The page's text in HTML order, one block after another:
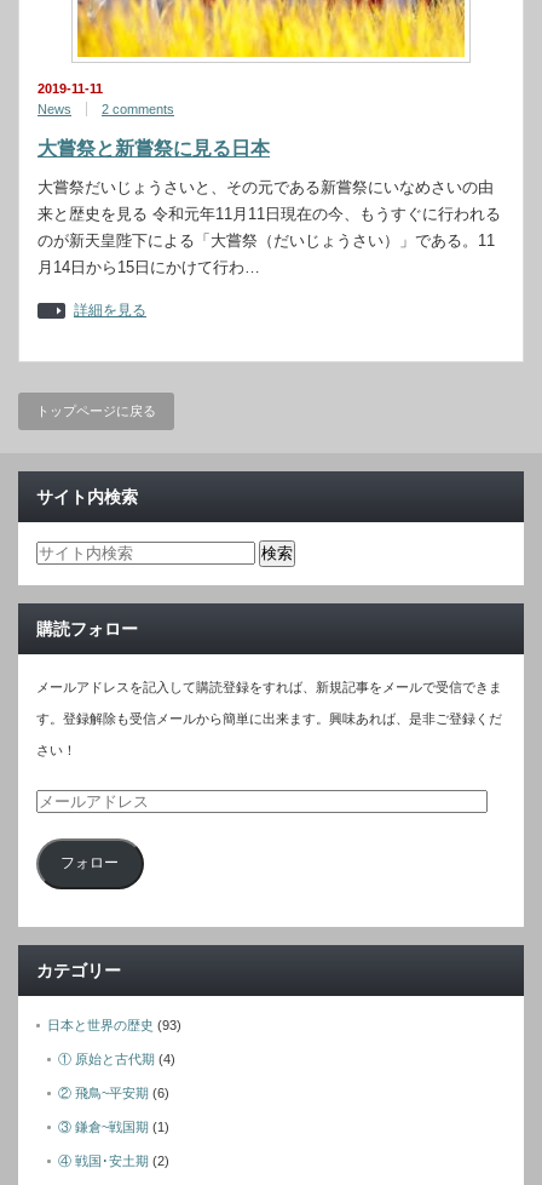
2019-11-11
News
2 comments
大嘗祭と新嘗祭に見る日本
大嘗祭だいじょうさいと、その元である新嘗祭にいなめさいの由
来と歴史を見る 令和元年11月11日現在の今、もうすぐに行われる
のが新天皇陛下による「大嘗祭（だいじょうさい）」である。11
月14日から15日にかけて行わ…
詳細を見る
トップページに戻る
サイト内検索
購読フォロー
メールアドレスを記入して購読登録をすれば、新規記事をメールで受信できま
す。登録解除も受信メールから簡単に出来ます。興味あれば、是非ご登録くだ
さい！
メ
ル
ド
フォロー
カテゴリー
日本と世界の歴史 (93)
① 原始と古代期 (4)
② 飛鳥~平安期 (6)
③ 鎌倉~戦国期 (1)
④ 戦国･安土期 (2)